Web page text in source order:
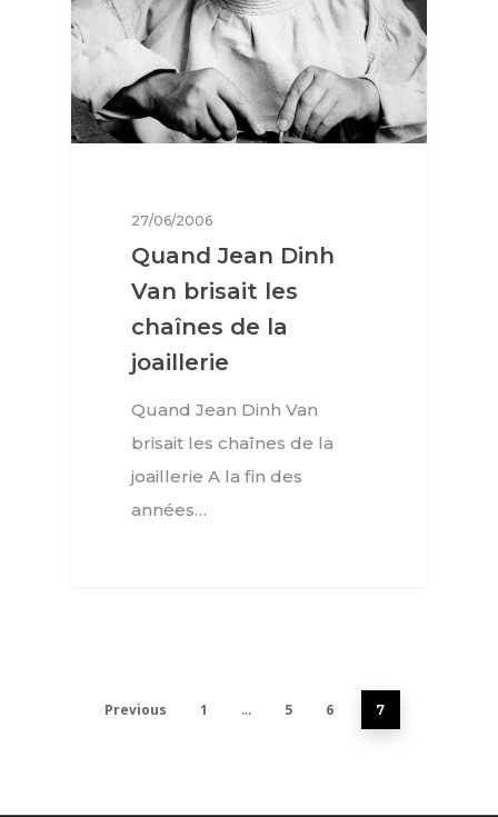
27/06/2006
Quand Jean Dinh
Van brisait les
chaînes de la
joaillerie
Quand Jean Dinh Van
brisait les chaînes de la
joaillerie A la fin des
années…
Previous 1 … 5 6 7
Interviews
FR